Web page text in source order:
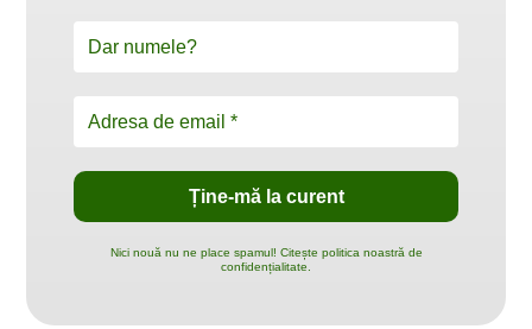
Nici nouă nu ne place spamul! Citește politica noastră de
confidențialitate.